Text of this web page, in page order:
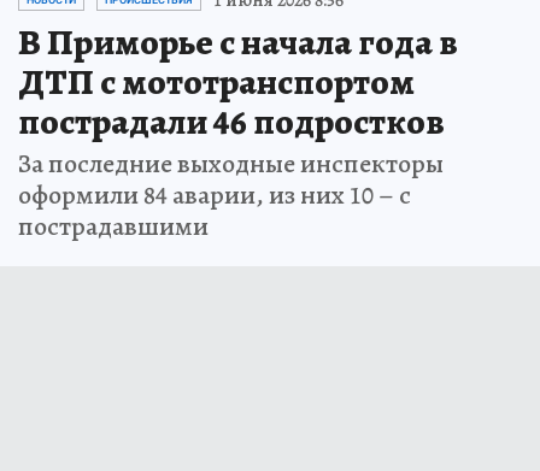
В Приморье с начала года в
ДТП с мототранспортом
пострадали 46 подростков
За последние выходные инспекторы
оформили 84 аварии, из них 10 – с
пострадавшими